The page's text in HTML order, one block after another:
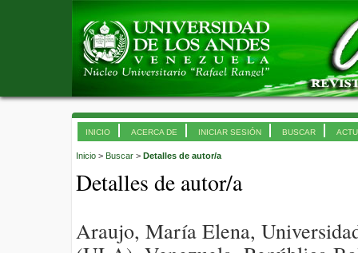
INICIO ACERCA DE INICIAR SESIÓN BUSCAR
Inicio > Buscar > Detalles de autor/a
Detalles de autor/a
Araujo, María Elena,